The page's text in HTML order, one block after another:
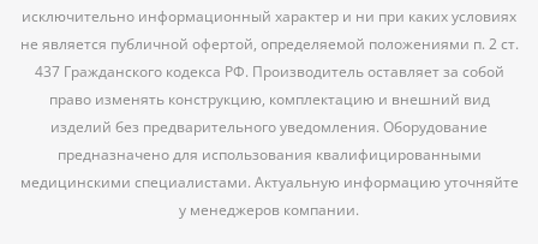
исключительно информационный характер и ни при каких условиях
не является публичной офертой, определяемой положениями п. 2 ст.
437 Гражданского кодекса РФ. Производитель оставляет за собой
право изменять конструкцию, комплектацию и внешний вид
изделий без предварительного уведомления. Оборудование
предназначено для использования квалифицированными
медицинскими специалистами. Актуальную информацию уточняйте
у менеджеров компании.